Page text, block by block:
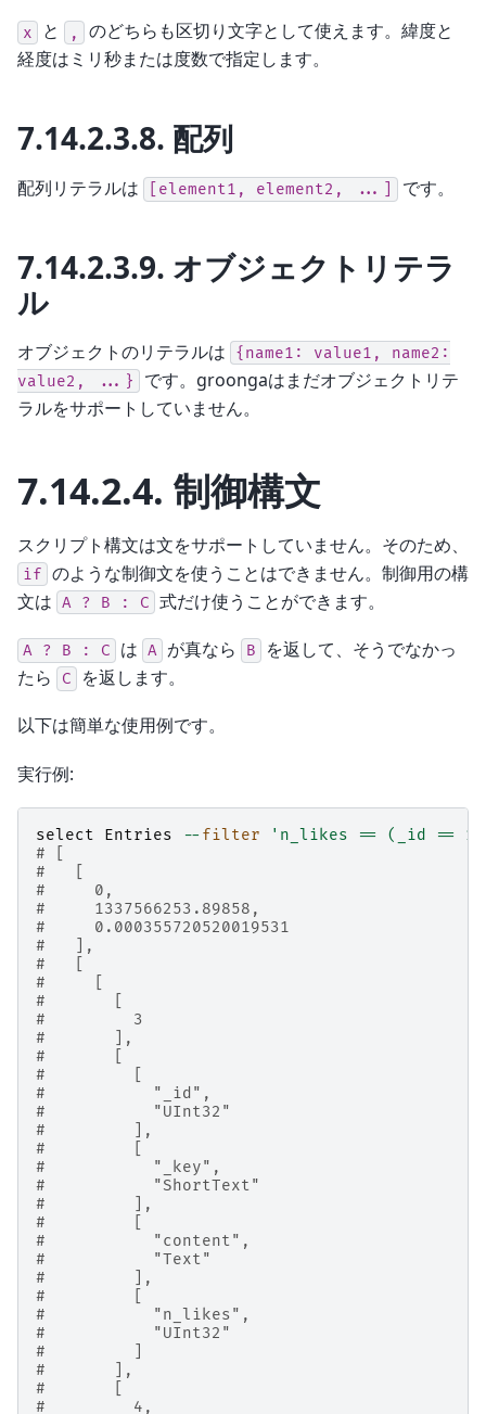
x と ,
のどちらも区切り文字として使えます。緯度と
経度はミリ秒または度数で指定します。
7.14.2.3.8. 配列
配列リテラルは [element1, element2, ...] です。
7.14.2.3.9. オブジェクトリテラ
ル
オブジェクトのリテラルは {name1: value1,
name2:
value2,
...}
です。groongaはまだオブジェクトリテ
ラルをサポートしていません。
7.14.2.4. 制御構文
スクリプト構文は文をサポートしていません。そのため、
if のような制御文を使うことはできません。制御用の構
文は A ? B : C 式だけ使うことができます。
A ? B : C は A が真なら B
を返して、そうでなかっ
たら
C を返します。
以下は簡単な使用例です。
実行例:
select Entries -- filter
'n_likes == (_id ==
# [
#   [
#     0,
#     1337566253.89858,
#     0.000355720520019531
#   ],
#   [
#     [
#       [
#         3
#       ],
#       [
#         [
#           "_id",
#           "UInt32"
#         ],
#         [
#           "_key",
#           "ShortText"
#         ],
#         [
#           "content",
#           "Text"
#         ],
#         [
#           "n_likes",
#           "UInt32"
#         ]
#       ],
#       [
#         4,